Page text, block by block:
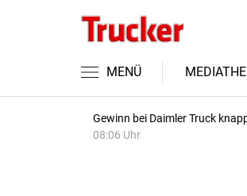
MENÜ
Gewinn bei Daimler Truck
08:06 Uhr